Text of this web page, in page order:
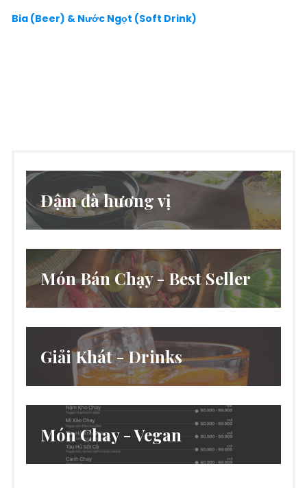
Bia (Beer) & Nước Ngọt (Soft Drink)
Đậm đà hương vị
Món Bán Chạy - Best Seller
Giải Khát - Drinks
Món Chay - Vegan